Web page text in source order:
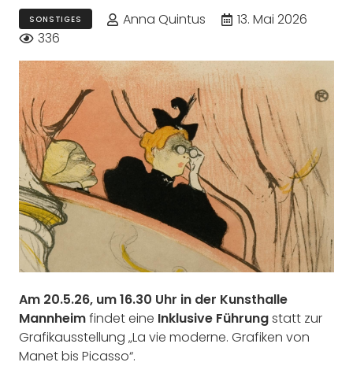
SONSTIGES Anna Quintus
13. Mai 2026
336
Am 20.5.26, um 16.30 Uhr in der Kunsthalle
Mannheimfindet eine Inklusive Führungstatt zur
Grafikausstellung „La vie moderne. Grafiken von
Manet bis Picasso“.